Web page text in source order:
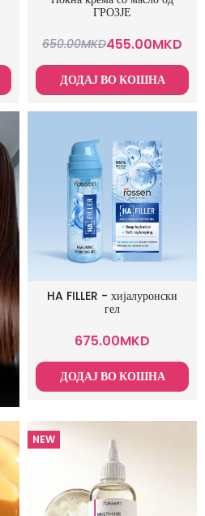
ГРОЗЈЕ
650.00MKD455.00MKD
ДОДАЈ ВО КОШНА
HA FILLER - хијалуронски
гел
675.00MKD
ДОДАЈ ВО КОШНА
NEW